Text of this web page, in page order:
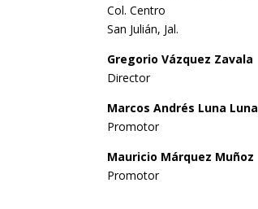
Col. Centro
San Julián, Jal.
Gregorio Vázquez Zavala
Director
Marcos Andrés Luna Luna
Promotor
Mauricio Márquez Muñoz
Promotor